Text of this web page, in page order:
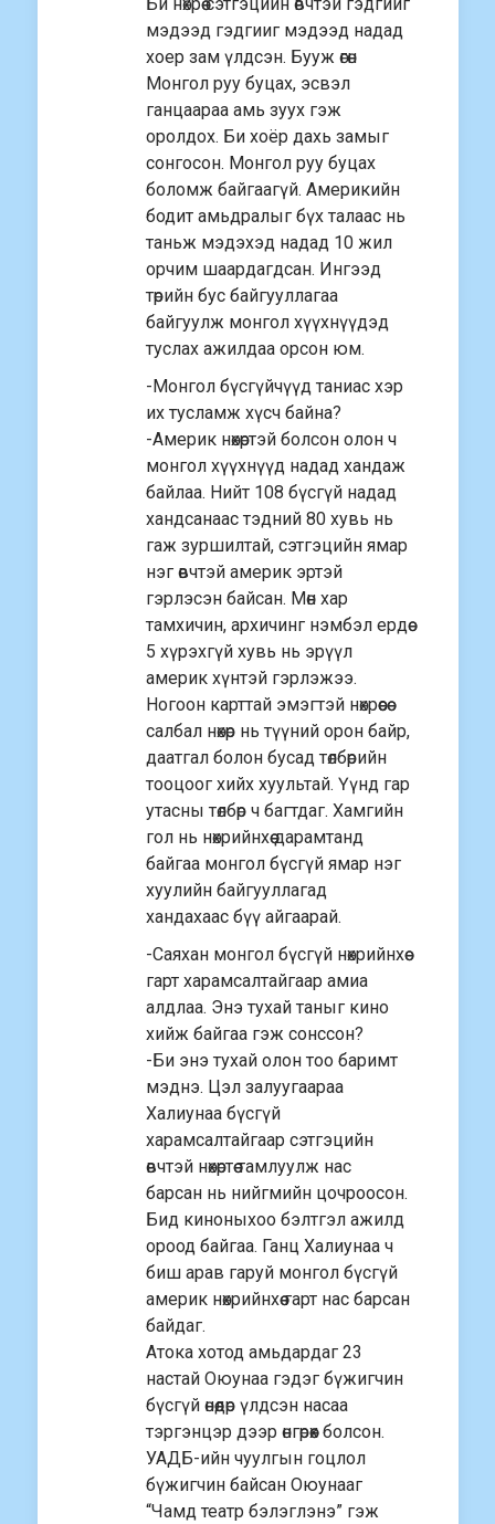
Би нөхрөө сэтгэцийн өвчтэй гэдгийг
мэдээд гэдгииг мэдээд надад
хоер зам үлдсэн. Бууж өгөн
Монгол руу буцах, эсвэл
ганцаараа амь зуух гэж
оролдох. Би хоёр дахь замыг
сонгосон. Монгол руу буцах
боломж байгаагүй. Америкийн
бодит амьдралыг бүх талаас нь
таньж мэдэхэд надад 10 жил
орчим шаардагдсан. Ингээд
төрийн бус байгууллагаа
байгуулж монгол хүүхнүүдэд
туслах ажилдаа орсон юм.
-Монгол бүсгүйчүүд таниас хэр
их тусламж хүсч байна?
-Америк нөхөртэй болсон олон ч
монгол хүүхнүүд надад хандаж
байлаа. Нийт 108 бүсгүй надад
хандсанаас тэдний 80 хувь нь
гаж зуршилтай, сэтгэцийн ямар
нэг өвчтэй америк эртэй
гэрлэсэн байсан. Мөн хар
тамхичин, архичинг нэмбэл ердөө
5 хүрэхгүй хувь нь эрүүл
америк хүнтэй гэрлэжээ.
Ногоон карттай эмэгтэй нөхрөөсөө
салбал нөхөр нь түүний орон байр,
даатгал болон бусад төлбөрийн
тооцоог хийх хуультай. Үүнд гар
утасны төлбөр ч багтдаг. Хамгийн
гол нь нөхрийнхөө дарамтанд
байгаа монгол бүсгүй ямар нэг
хуулийн байгууллагад
хандахаас бүү айгаарай.
-Саяхан монгол бүсгүй нөхрийнхөө
гарт харамсалтайгаар амиа
алдлаа. Энэ тухай таныг кино
хийж байгаа гэж сонссон?
-Би энэ тухай олон тоо баримт
мэднэ. Цэл залуугаараа
Халиунаа бүсгүй
харамсалтайгаар сэтгэцийн
өвчтэй нөхөртөө тамлуулж нас
барсан нь нийгмийн цочроосон.
Бид киноныхоо бэлтгэл ажилд
ороод байгаа. Ганц Халиунаа ч
биш арав гаруй монгол бүсгүй
америк нөхрийнхөө гарт нас барсан
байдаг.
Атока хотод амьдардаг 23
настай Оюунаа гэдэг бүжигчин
бүсгүй өнөөдөр үлдсэн насаа
тэргэнцэр дээр өнгөрөөх болсон.
УАДБ-ийн чуулгын гоцлол
бүжигчин байсан Оюунааг
“Чамд театр бэлэглэнэ” гэж